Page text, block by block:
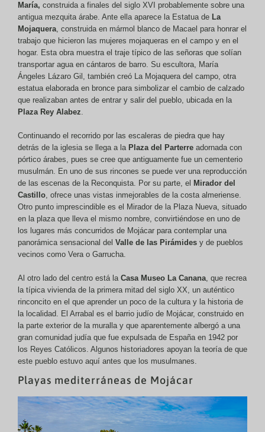
María, construida a finales del siglo XVI probablemente sobre una
antigua mezquita árabe. Ante ella aparece la Estatua de La
Mojaquera, construida en mármol blanco de Macael para honrar el
trabajo que hicieron las mujeres mojaqueras en el campo y en el
hogar. Esta obra muestra el traje típico de las señoras que solían
transportar agua en cántaros de barro. Su escultora, María
Ángeles Lázaro Gil, también creó La Mojaquera del campo, otra
estatua elaborada en bronce para simbolizar el cambio de calzado
que realizaban antes de entrar y salir del pueblo, ubicada en la
Plaza Rey Alabez.
Continuando el recorrido por las escaleras de piedra que hay
detrás de la iglesia se llega a laPlaza del Parterre adornada con
pórtico árabes, pues se cree que antiguamente fue un cementerio
musulmán. En uno de sus rincones se puede ver una reproducción
de las escenas de la Reconquista. Por su parte, el Mirador del
Castillo, ofrece unas vistas inmejorables de la costa almeriense.
Otro punto imprescindible es el Mirador de la Plaza Nueva, situado
en la plaza que lleva el mismo nombre, convirtiéndose en uno de
los lugares más concurridos de Mojácar para contemplar una
panorámica sensacional del Valle de las Pirámides y de pueblos
vecinos como Vera o Garrucha.
Al otro lado del centro está la Casa Museo La Canana, que recrea
la típica vivienda de la primera mitad del siglo XX, un auténtico
rinconcito en el que aprender un poco de la cultura y la historia de
la localidad. El Arrabal es el barrio judío de Mojácar, construido en
la parte exterior de la muralla y que aparentemente albergó a una
gran comunidad judía que fue expulsada de España en 1942 por
los Reyes Católicos. Algunos historiadores apoyan la teoría de que
este pueblo estuvo aquí antes que los musulmanes.
Playas mediterráneas de Mojácar